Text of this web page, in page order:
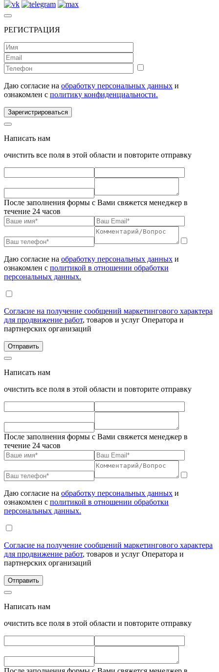
РЕГИСТРАЦИЯ
Даю согласие на обработку персональных данных и
ознакомлен с политику конфиденциальности.
Зарегистрироваться
Написать нам
очистить все поля в этой области и повторите отправку
После заполнения формы с Вами свяжется менеджер в
течение 24 часов
Даю согласие на обработку персональных данных и
ознакомлен с политикой в отношении обработки
персональных данных.
Согласие на получение сообщений маркетингового характера
для продвижение работ, товаров и услуг Оператора и
партнерских организаций
Написать нам
очистить все поля в этой области и повторите отправку
После заполнения формы с Вами свяжется менеджер в
течение 24 часов
Даю согласие на обработку персональных данных и
ознакомлен с политикой в отношении обработки
персональных данных.
Согласие на получение сообщений маркетингового характера
для продвижение работ, товаров и услуг Оператора и
партнерских организаций
Написать нам
очистить все поля в этой области и повторите отправку